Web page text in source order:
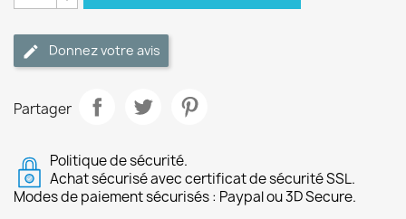
Donnez votre avis
Partager
Politique de sécurité.
Achat sécurisé avec certificat de sécurité SSL.
Modes de paiement sécurisés : Paypal ou 3D Secure.